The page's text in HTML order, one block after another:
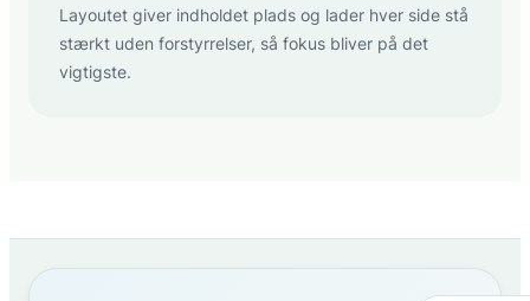
Layoutet giver indholdet plads og lader hver side stå
stærkt uden forstyrrelser, så fokus bliver på det
vigtigste.